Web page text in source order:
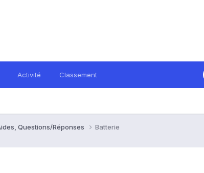
Activité Classement
Questions/Réponses Batterie